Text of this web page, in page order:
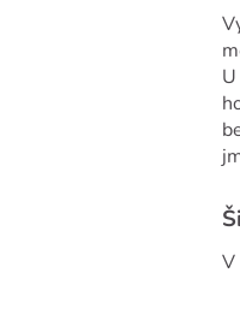
V